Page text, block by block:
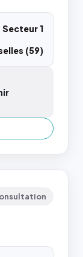
Secteur 1
(59)